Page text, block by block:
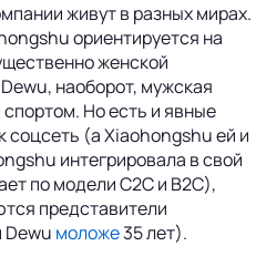
живут в разных мирах.
ориентируется на
женской
наоборот, мужская
Но есть и явные
соцсеть (а Xiaohongshu ей и
интегрировала в свой
по модели C2C и B2C),
представители
Dewu моложе35 лет).